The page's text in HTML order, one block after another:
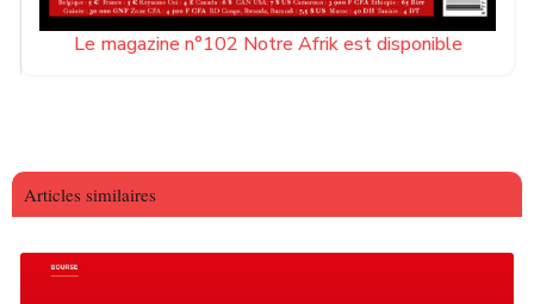
Le magazine n°102 Notre Afrik est disponible
Articles similaires